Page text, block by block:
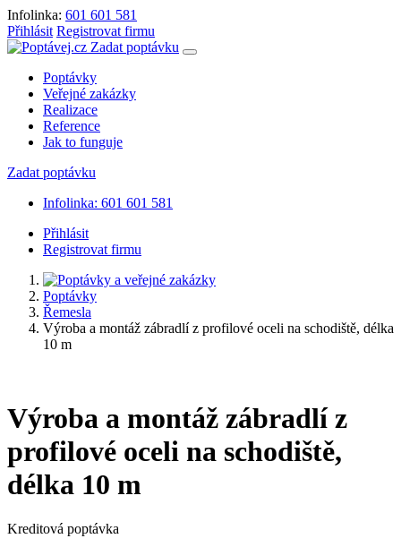
Infolinka: 601 601 581
Přihlásit Registrovat firmu
Zadat poptávku
Poptávky
Veřejné zakázky
Realizace
Reference
Jak to funguje
Zadat poptávku
Infolinka: 601 601 581
Přihlásit
Registrovat firmu
Poptávky
Řemesla
Výroba a montáž zábradlí z profilové oceli na schodiště, délka
10 m
Výroba a montáž zábradlí z
profilové oceli na schodiště,
délka 10 m
Kreditová poptávka